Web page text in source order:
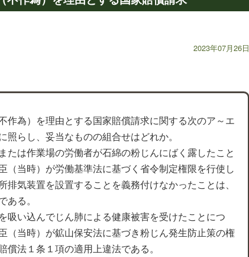
2023年07月26日
作為）を理由とする国家賠償請求に関する次のア～エ
らし、妥当なものの組合せはどれか。
は作業場の労働者が石綿の粉じんにばく露したこと
（当時）が労働基準法に基づく省令制定権限を行使し
気装置を設置することを義務付けなかったことは、
る。
い込んでじん肺による健康被害を受けたことにつ
（当時）が鉱山保安法に基づき粉じん発生防止策の権
法１条１項の適用上違法である。